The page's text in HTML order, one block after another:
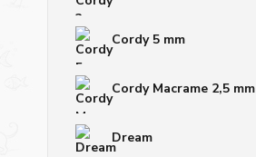
Cordy 5 mm
Cordy Macrame 2,5 mm
Dream